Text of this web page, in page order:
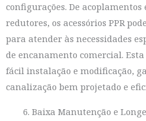
configurações. De acoplamentos
redutores, os acessórios PPR
para atender às necessidades
de encanamento comercial.
fácil instalação e modificação,
canalização bem projetado e
Baixa Manutenção e